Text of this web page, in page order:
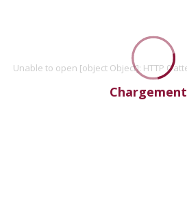
Unable to open [object Object]: HTTP 0